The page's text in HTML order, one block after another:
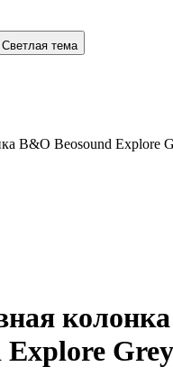
Светлая тема
B&O Beosound Explore
Explore Grey